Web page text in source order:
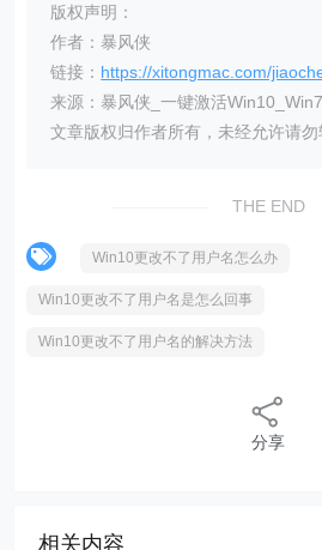
版权声明：
作者：暴风侠
链接： https://xitongmac.com/
来源：暴风侠_一键激活
文章版权归作者所有，未经允许请勿
THE END
Win10更改不了用户名怎么办
Win10更改不了用户名是怎么回事
Win10更改不了用户名的解决方法
分享
相关内容